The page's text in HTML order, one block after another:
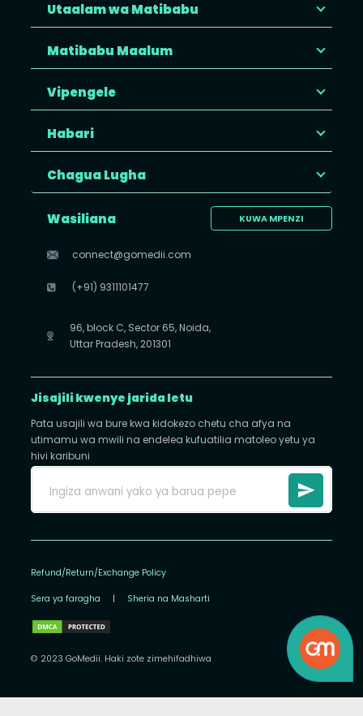
Utaalam wa Matibabu
Matibabu Maalum
Vipengele
Habari
Chagua Lugha
KUWA MPENZI
Wasiliana
connect@gomedii.com
(+91) 9311101477
96, block C, Sector 65, Noida,
Uttar Pradesh, 201301
Jisajili kwenye jarida letu
Pata usajili wa bure kwa kidokezo chetu cha afya na
utimamu wa mwili na endelea kufuatilia matoleo yetu ya
hivi karibuni
Refund/Return/Exchange Policy
Sera ya faragha | Sheria na Masharti
© 2023 GoMedii. Haki zote zimehifadhiwa